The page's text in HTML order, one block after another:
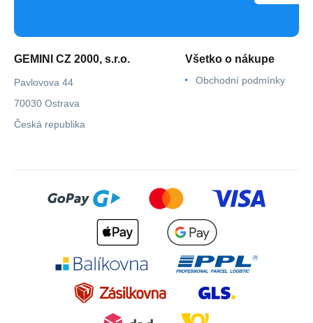
GEMINI CZ 2000, s.r.o.
Pavlovova 44
70030 Ostrava
Česká republika
Všetko o nákupe
Obchodní podmínky